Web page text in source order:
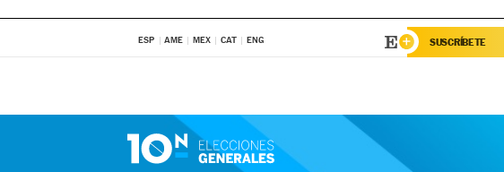
ESP AME MEX CAT ENG SUSCRÍBETE